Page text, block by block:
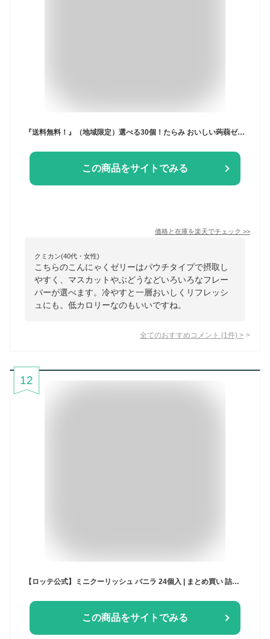
『送料無料！』（地域限定）選べる30個！たらみ おいしい蒟蒻ゼリー りんご味 みかん ぶどう ピーチ マスカット いちご味 150g パウチ×5ケース30個(1ケースは6個入り)【フルーツゼリー こんにゃくゼリー 選り取り】[qw]
この商品をサイトでみる
価格と在庫を楽天でチェック >>
クミカン(40代・女性)
こちらのこんにゃくゼリーはパウチタイプで摂取し
やすく、マスカットやぶどうなどいろいろなフレー
バーが選べます。冷やすと一層おいしくリフレッシ
ュにも。低カロリーなのもいいですね。
全てのおすすめコメント (1 件) >
12
【ロッテ公式】ミニクーリッシュ バニラ 24個入 | まとめ買い 詰め合わせ アイス アイスクリーム 人気 おすすめ 小分け おやつ セット リラックス 家事 テレワーク 休憩 2026
この商品をサイトでみる